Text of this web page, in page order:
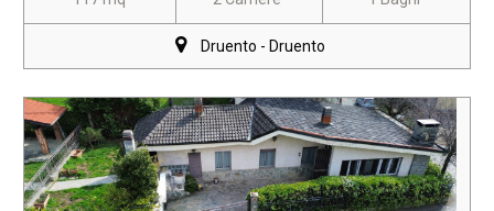
Druento - Druento